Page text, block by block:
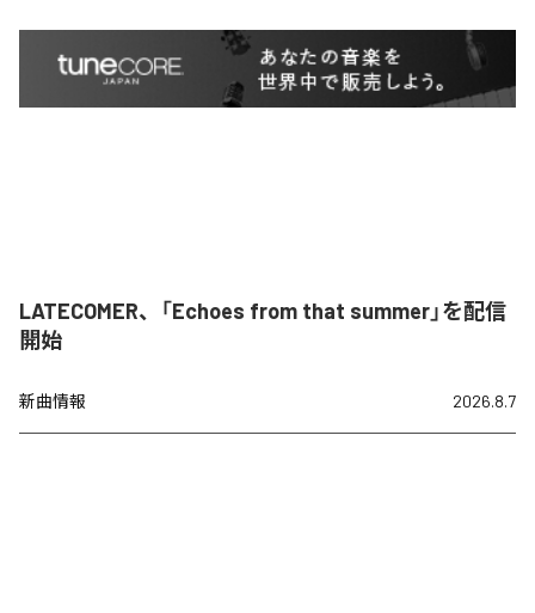
LATECOMER、「Echoes from that summer」を配信
開始
新曲情報 2026.8.7